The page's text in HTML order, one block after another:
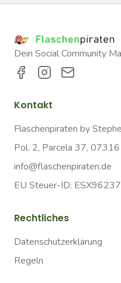
Dein Social Community
Kontakt
Flaschenpiraten by
Pol. 2, Parcela 37,
info@flaschenpiraten.de
EU Steuer-ID:
Rechtliches
Datenschutzerklärung
Regeln